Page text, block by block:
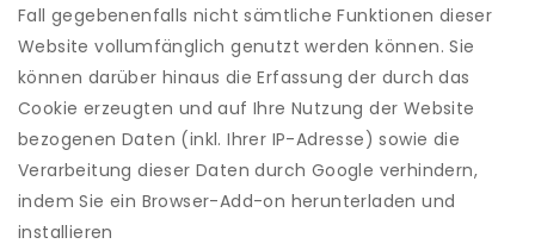
Fall gegebenenfalls nicht sämtliche Funktionen dieser
Website vollumfänglich genutzt werden können. Sie
können darüber hinaus die Erfassung der durch das
Cookie erzeugten und auf Ihre Nutzung der Website
bezogenen Daten (inkl. Ihrer IP-Adresse) sowie die
Verarbeitung dieser Daten durch Google verhindern,
indem Sie ein Browser-Add-on herunterladen und
installieren